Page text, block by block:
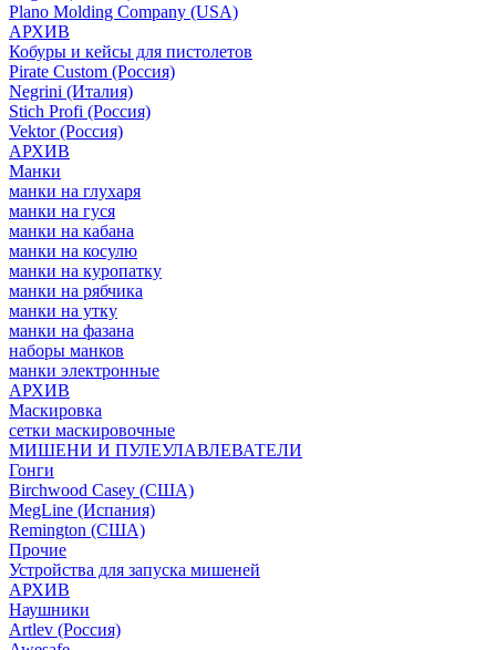
Plano Molding Company (USA)
АРХИВ
Кобуры и кейсы для пистолетов
Pirate Custom (Россия)
Negrini (Италия)
Stich Profi (Россия)
Vektor (Россия)
АРХИВ
Манки
манки на глухаря
манки на гуся
манки на кабана
манки на косулю
манки на куропатку
манки на рябчика
манки на утку
манки на фазана
наборы манков
манки электронные
АРХИВ
Маскировка
сетки маскировочные
МИШЕНИ И ПУЛЕУЛАВЛЕВАТЕЛИ
Гонги
Birchwood Casey (США)
MegLine (Испания)
Remington (США)
Прочие
Устройства для запуска мишеней
АРХИВ
Наушники
Artlev (Россия)